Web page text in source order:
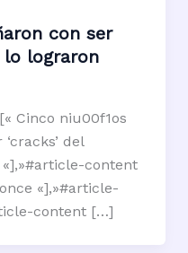
con ser
lo lograron
Cinco niu00f1os
del
content
«],»#article-
content […]